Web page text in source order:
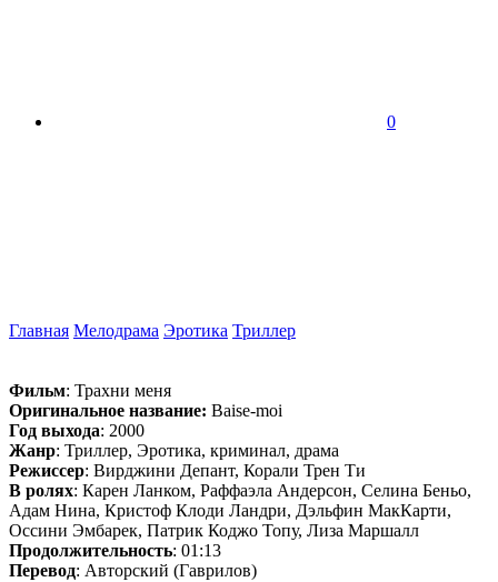
0
Главная Мелодрама Эротика Триллер
Фильм: Трахни меня
Оригинальное название: Baise-moi
Год выхода: 2000
Жанр: Триллер, Эротика, криминал, драма
Режиссер: Вирджини Депант, Корали Трен Ти
В ролях: Карен Ланком, Раффаэла Андерсон, Селина Беньо,
Адам Нина, Кристоф Клоди Ландри, Дэльфин МакКарти,
Оссини Эмбарек, Патрик Коджо Топу, Лиза Маршалл
Продолжительность: 01:13
Перевод: Авторский (Гаврилов)